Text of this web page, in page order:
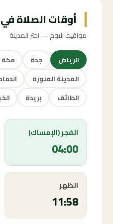
أوقات الصلاة
مواقيت اليوم — اختر المدينة
الرياض جدة
مكة
المدينة المنورة
الطائف
بريدة
الفجر (الإمساك)
04:00
الظهر
11:58